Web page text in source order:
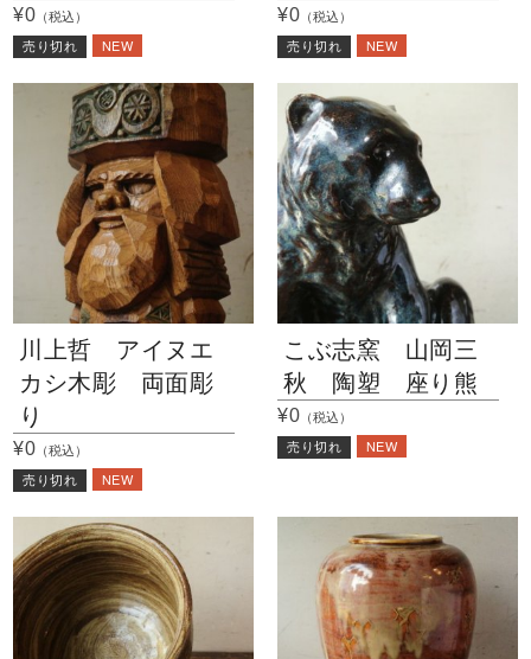
¥0 （税込）
売り切れ NEW
¥0 （税込）
売り切れ NEW
川上哲 アイヌエ
カシ木彫 両面彫
り
¥0 （税込）
売り切れ NEW
こぶ志窯 山岡三
秋 陶塑 座り熊
¥0 （税込）
売り切れ NEW